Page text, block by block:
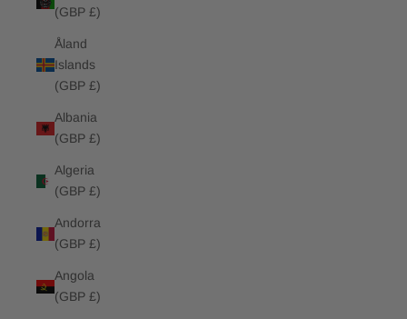
(GBP £)
Åland
Islands
(GBP £)
Albania
(GBP £)
Algeria
(GBP £)
Andorra
(GBP £)
Angola
(GBP £)